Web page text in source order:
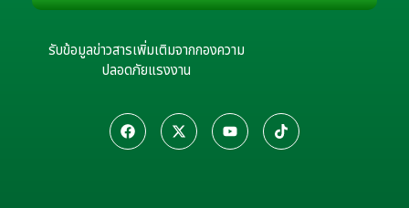
รับข้อมูลข่าวสารเพิ่มเติมจากกองความ
ปลอดภัยแรงงาน